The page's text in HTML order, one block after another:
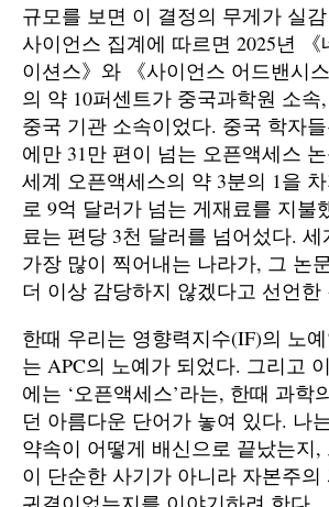
규모를 보면 이 결정의 무게가 실
사이언스 집계에 따르면 2025년 《
이션스》와 《사이언스 어드밴시
의 약 10퍼센트가 중국과학원 소속
중국 기관 소속이었다. 중국 학자
에만 31만 편이 넘는 오픈액세스
세계 오픈액세스의 약 3분의 1을
로 9억 달러가 넘는 게재료를 지불
료는 편당 3천 달러를 넘어섰다.
가장 많이 찍어내는 나라가, 그 논
더 이상 감당하지 않겠다고 선언한
한때 우리는 영향력지수(IF)의 노
는 APC의 노예가 되었다. 그리고
에는 ‘오픈액세스’라는, 한때 과학
던 아름다운 단어가 놓여 있다. 나
약속이 어떻게 배신으로 끝났는지,
이 단순한 사기가 아니라 자본주의